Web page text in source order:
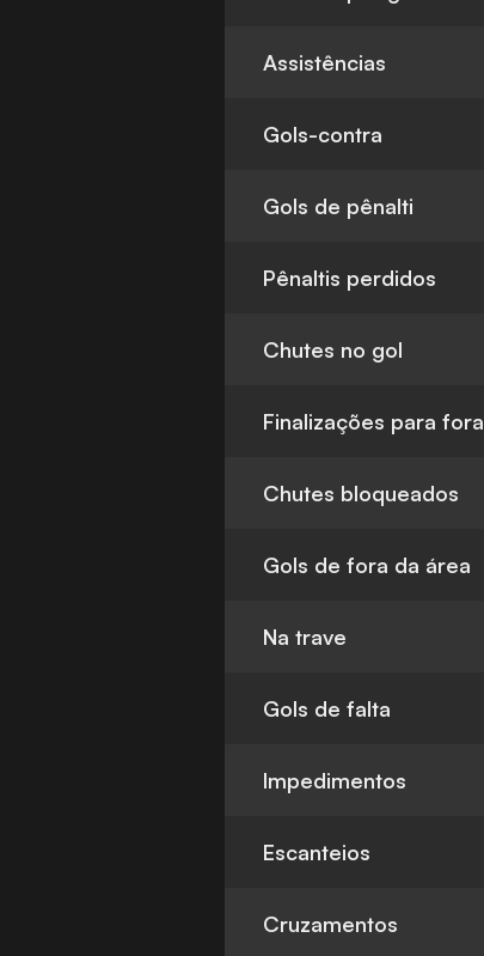
Assistências
Gols-contra
Gols de pênalti
Pênaltis perdidos
Chutes no gol
Finalizações para fora
Chutes bloqueados
Gols de fora da área
Na trave
Gols de falta
Impedimentos
Escanteios
Cruzamentos